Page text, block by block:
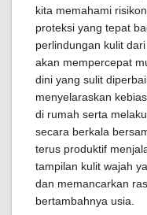
kita memahami
proteksi yang tepat
perlindungan kulit
akan mempercepat
dini yang sulit
menyelaraskan
di rumah serta
secara berkala
terus produktif
tampilan kulit wajah
dan memancarkan
bertambahnya usia.